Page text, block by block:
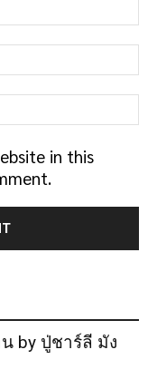
in this
by ปู่ชาร์ลี มัง